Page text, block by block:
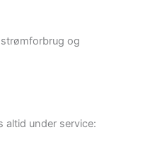
og
altid under service: